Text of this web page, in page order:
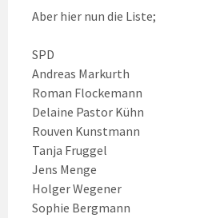
Aber hier nun die Liste;
SPD
Andreas Markurth
Roman Flockemann
Delaine Pastor Kühn
Rouven Kunstmann
Tanja Fruggel
Jens Menge
Holger Wegener
Sophie Bergmann